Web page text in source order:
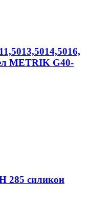
METRIK G40-
285 силикон